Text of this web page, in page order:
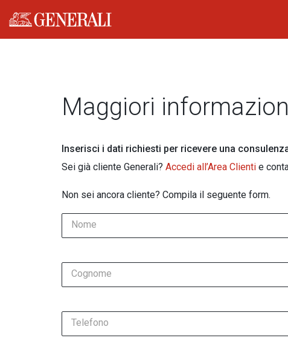
Generali logo
Maggiori
Inserisci i dati richiesti per ricevere una
Sei già cliente Generali? Accedi all’Area Clienti e
Non sei ancora cliente? Compila il seguente form.
Nome
Cognome
Telefono